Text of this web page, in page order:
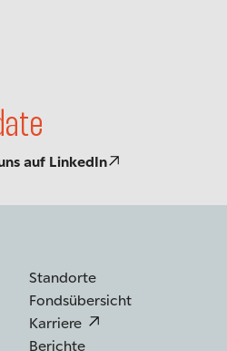
auf LinkedIn
Standorte
Fondsübersicht
Karriere
Berichte